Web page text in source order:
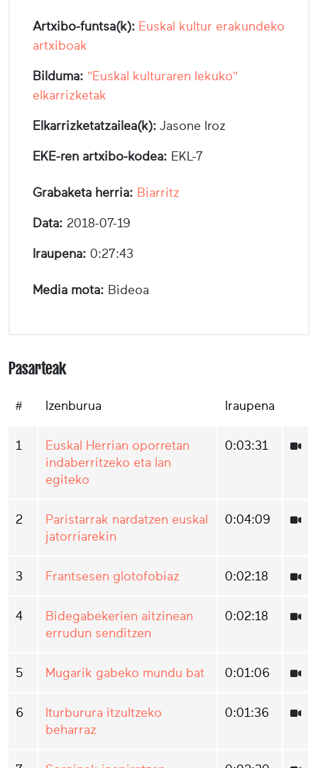
Artxibo-funtsa(k): Euskal kultur erakundeko
artxiboak
Bilduma: "Euskal kulturaren lekuko"
elkarrizketak
Elkarrizketatzailea(k): Jasone Iroz
EKE-ren artxibo-kodea: EKL-7
Grabaketa herria: Biarritz
Data: 2018-07-19
Iraupena: 0:27:43
Media mota: Bideoa
Pasarteak
# Izenburua Iraupena
1
Euskal Herrian oporretan
indaberritzeko eta lan
egiteko
0:03:31
2
Paristarrak nardatzen euskal
jatorriarekin
0:04:09
3 Frantsesen glotofobiaz 0:02:18
4
Bidegabekerien aitzinean
errudun senditzen
0:02:18
5 Mugarik gabeko mundu bat 0:01:06
6
Iturburura itzultzeko
beharraz
0:01:36